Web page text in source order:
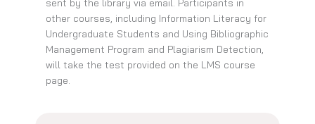
sent by the library via email. Participants in
other courses, including Information Literacy for
Undergraduate Students and Using Bibliographic
Management Program and Plagiarism Detection,
will take the test provided on the LMS course
page.